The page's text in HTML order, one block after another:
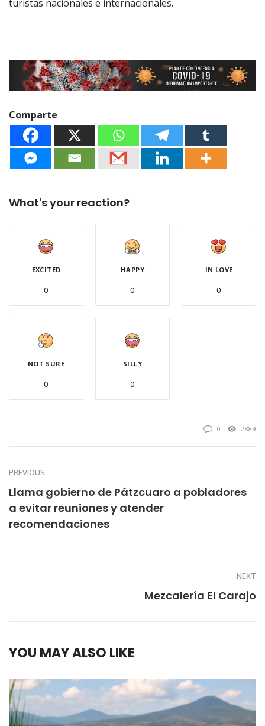
turistas nacionales e internacionales.
Comparte
What's your reaction?
EXCITED
0
HAPPY
0
IN LOVE
0
NOT SURE
0
SILLY
0
0 2889
PREVIOUS
Llama gobierno de Pátzcuaro a pobladores
a evitar reuniones y atender
recomendaciones
NEXT
Mezcalería El Carajo
YOU MAY ALSO LIKE